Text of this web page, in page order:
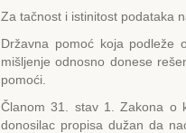
Za tačnost i istinitost podataka
Državna pomoć koja podleže
mišljenje odnosno donese
pomoći.
Članom 31. stav 1. Zakona o
donosilac propisa dužan da